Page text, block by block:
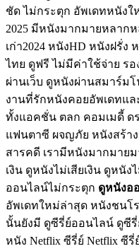
ชัด ไม่กระตุก อัพเดทหนัง
2025 มีหนังมากมายหลาก
เก่า2024 หนังHD หนังฝรั่ง
ไทย ดูฟรี ไม่มีค่าใช้จ่าย ร
ผ่านเว็บ ดูหนังผ่านสมาร์มโ
งานที่รักหนังคอยอัพเดทแ
ทั้งแอคชั่น ตลก คอมเมดี้ ด
แฟนตาซี ผจญภัย หนังสร้าง
สารคดี เรามีหนังมากมาย
เงิน ดูหนังไม่เสียเงิน ดูหนั
ออนไลน์ไม่กระตุก ดูหนังอ
อัพเดทใหม่ล่าสุด หนังชนโ
นั้นยังมี ดูซีรี่ย์ออนไลน์ ดูซี
หนัง Netflix ซีรี่ย์ Netflix ซี